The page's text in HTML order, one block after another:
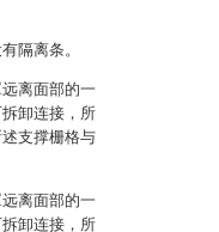
隔离条。
离面部的一
卸连接，所
支撑栅格与
离面部的一
卸连接，所